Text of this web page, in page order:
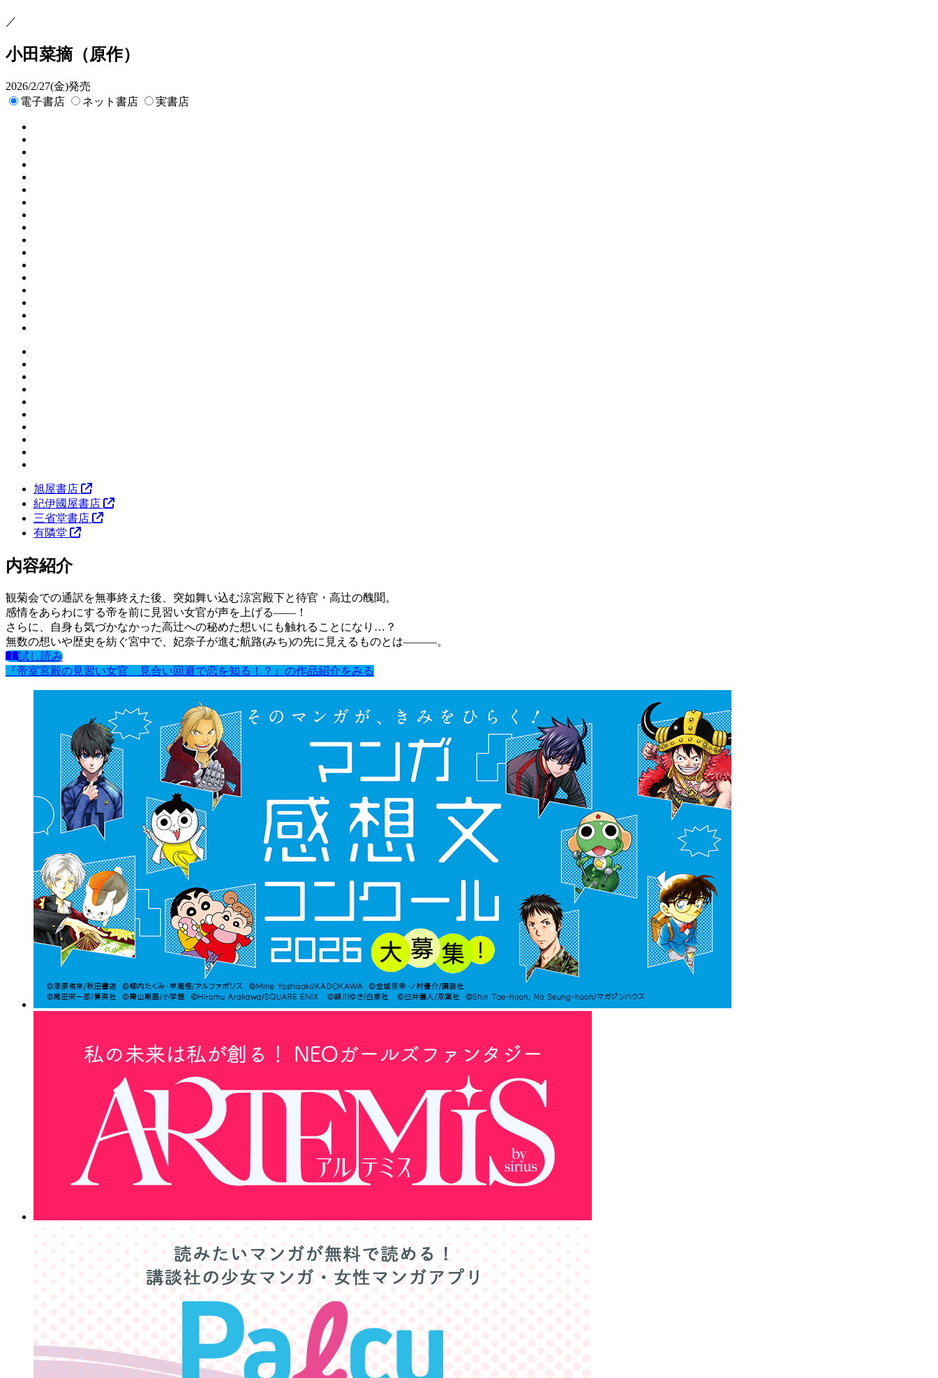
／
小田菜摘（原作）
2026/2/27(金)発売
電子書店
ネット書店 実書店
旭屋書店
紀伊國屋書店
三省堂書店
有隣堂
内容紹介
観菊会での通訳を無事終えた後、突如舞い込む涼宮殿下と待官・高辻の醜聞。
感情をあらわにする帝を前に見習い女官が声を上げる――！
さらに、自身も気づかなかった高辻への秘めた想いにも触れることになり…？
無数の想いや歴史を紡ぐ宮中で、妃奈子が進む航路(みち)の先に見えるものとは―――。
試し読み
『帝室宮殿の見習い女官 見合い回避で恋を知る！？』の作品紹介をみる